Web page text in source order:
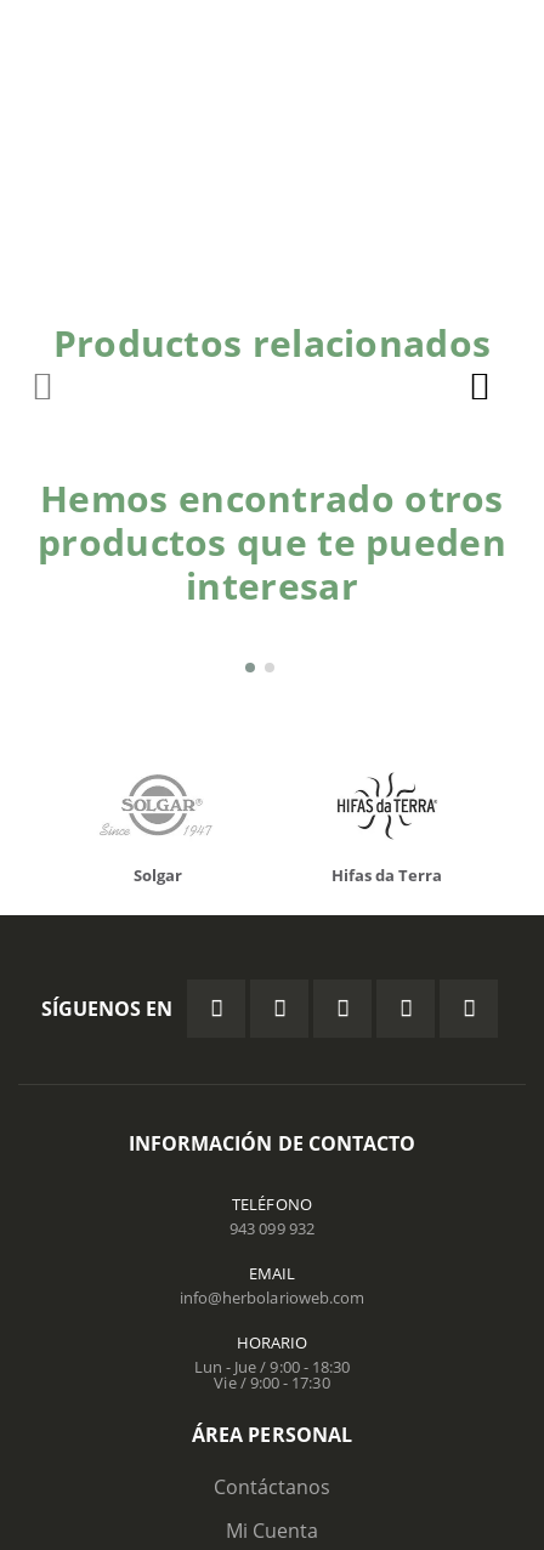
Productos relacionados
Hemos encontrado otros
productos que te pueden
interesar
Solgar Hifas da Terra
SÍGUENOS EN
INFORMACIÓN DE CONTACTO
TELÉFONO
943 099 932
EMAIL
info@herbolarioweb.com
HORARIO
Lun - Jue / 9:00 - 18:30
Vie / 9:00 - 17:30
ÁREA PERSONAL
Contáctanos
Mi Cuenta